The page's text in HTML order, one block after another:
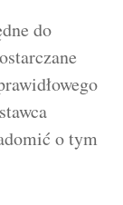
do
o tym